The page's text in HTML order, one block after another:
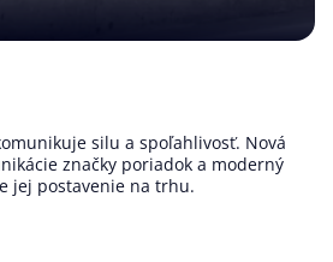
silu a spoľahlivosť. Nová
značky poriadok a moderný
jej postavenie na trhu.